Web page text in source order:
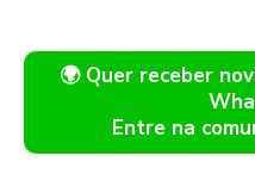
🌍 Quer receber
Entre na